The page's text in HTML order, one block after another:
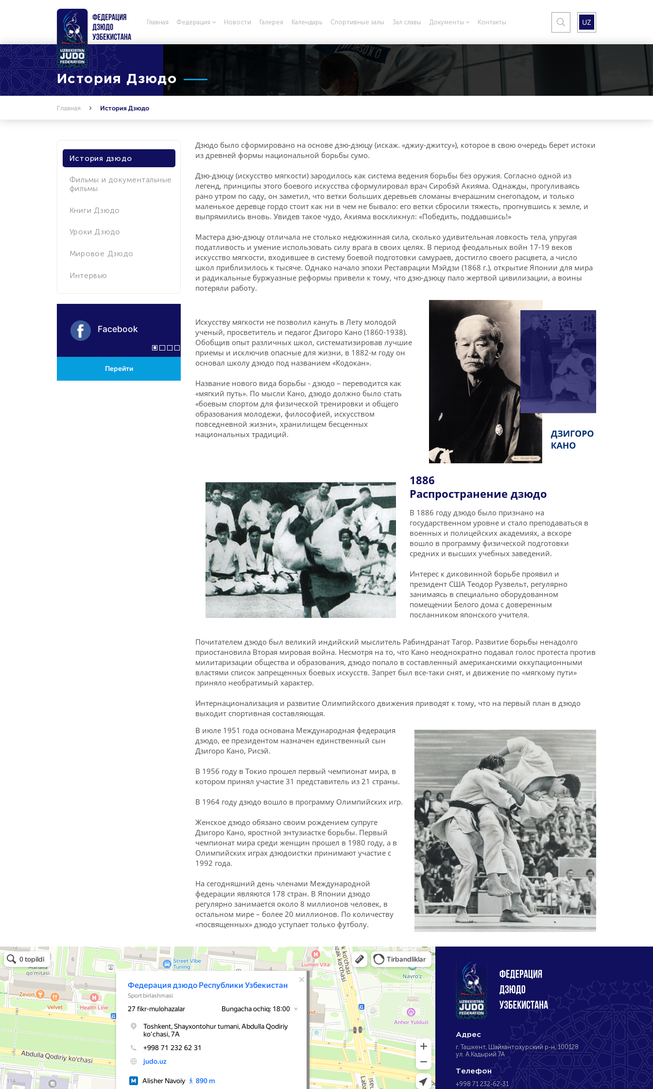
Главная Федерация Новости Галерея Календарь Спортивные залы Зал славы Документы Контакты UZ
История Дзюдо
Главная История Дзюдо
История дзюдо
Фильмы и документальные
фильмы
Книги Дзюдо
Уроки Дзюдо
Мировое Дзюдо
Интервью
Facebook
Перейти
Instagram
Перейти
Telegram Youtube
Перейти
Дзюдо было сформировано на основе дзю-дзюцу (искаж. «джиу-джитсу»), которое в свою очередь берет истоки
из древней формы национальной борьбы сумо.
Дзю-дзюцу (искусство мягкости) зародилось как система ведения борьбы без оружия. Согласно одной из
легенд, принципы этого боевого искусства сформулировал врач Сиробэй Акияма. Однажды, прогуливаясь
рано утром по саду, он заметил, что ветки больших деревьев сломаны вчерашним снегопадом, и только
маленькое деревце гордо стоит как ни в чем не бывало: его ветки сбросили тяжесть, прогнувшись к земле, и
выпрямились вновь. Увидев такое чудо, Акияма воскликнул: «Победить, поддавшись!»
Мастера дзю-дзюцу отличала не столько недюжинная сила, сколько удивительная ловкость тела, упругая
податливость и умение использовать силу врага в своих целях. В период феодальных войн 17-19 веков
искусство мягкости, входившее в систему боевой подготовки самураев, достигло своего расцвета, а число
школ приблизилось к тысяче. Однако начало эпохи Реставрации Мэйдзи (1868 г.), открытие Японии для мира
и радикальные буржуазные реформы привели к тому, что дзю-дзюцу пало жертвой цивилизации, а воины
потеряли работу.
Искусству мягкости не позволил кануть в Лету молодой
ученый, просветитель и педагог Дзигоро Кано (1860-1938).
Обобщив опыт различных школ, систематизировав лучшие
приемы и исключив опасные для жизни, в 1882-м году он
основал школу дзюдо под названием «Кодокан».
Название нового вида борьбы - дзюдо – переводится как
«мягкий путь». По мысли Кано, дзюдо должно было стать
«боевым спортом для физической тренировки и общего
образования молодежи, философией, искусством
повседневной жизни», хранилищем бесценных
национальных традиций.
1886
Распространение дзюдо
В 1886 году дзюдо было признано на
государственном уровне и стало преподаваться в
военных и полицейских академиях, а вскоре
вошло в программу физической подготовки
средних и высших учебных заведений.
Интерес к диковинной борьбе проявил и
президент США Теодор Рузвельт, регулярно
занимаясь в специально оборудованном
помещении Белого дома с доверенным
посланником японского учителя.
Почитателем дзюдо был великий индийский мыслитель Рабиндранат Тагор. Развитие борьбы ненадолго
приостановила Вторая мировая война. Несмотря на то, что Кано неоднократно подавал голос протеста против
милитаризации общества и образования, дзюдо попало в составленный американскими оккупационными
властями список запрещенных боевых искусств. Запрет был все-таки снят, и движение по «мягкому пути»
приняло необратимый характер.
Интернационализация и развитие Олимпийского движения приводят к тому, что на первый план в дзюдо
выходит спортивная составляющая.
В июле 1951 года основана Международная федерация
дзюдо, ее президентом назначен единственный сын
Дзигоро Кано, Рисэй.
В 1956 году в Токио прошел первый чемпионат мира, в
котором принял участие 31 представитель из 21 страны.
В 1964 году дзюдо вошло в программу Олимпийских игр.
Женское дзюдо обязано своим рождением супруге
Дзигоро Кано, яростной энтузиастке борьбы. Первый
чемпионат мира среди женщин прошел в 1980 году, а в
Олимпийских играх дзюдоистки принимают участие с
1992 года.
На сегодняшний день членами Международной
федерации являются 178 стран. В Японии дзюдо
регулярно занимается около 8 миллионов человек, в
остальном мире – более 20 миллионов. По количеству
«посвященных» дзюдо уступает только футболу.
Адрес
г. Ташкент, Шайхантохурский р-н, 100128
ул. А.Кадырий 7А
Телефон
+998 71 232-62-31